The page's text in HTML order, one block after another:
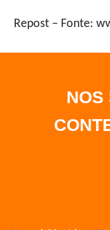
Repost – Fonte:
NOS